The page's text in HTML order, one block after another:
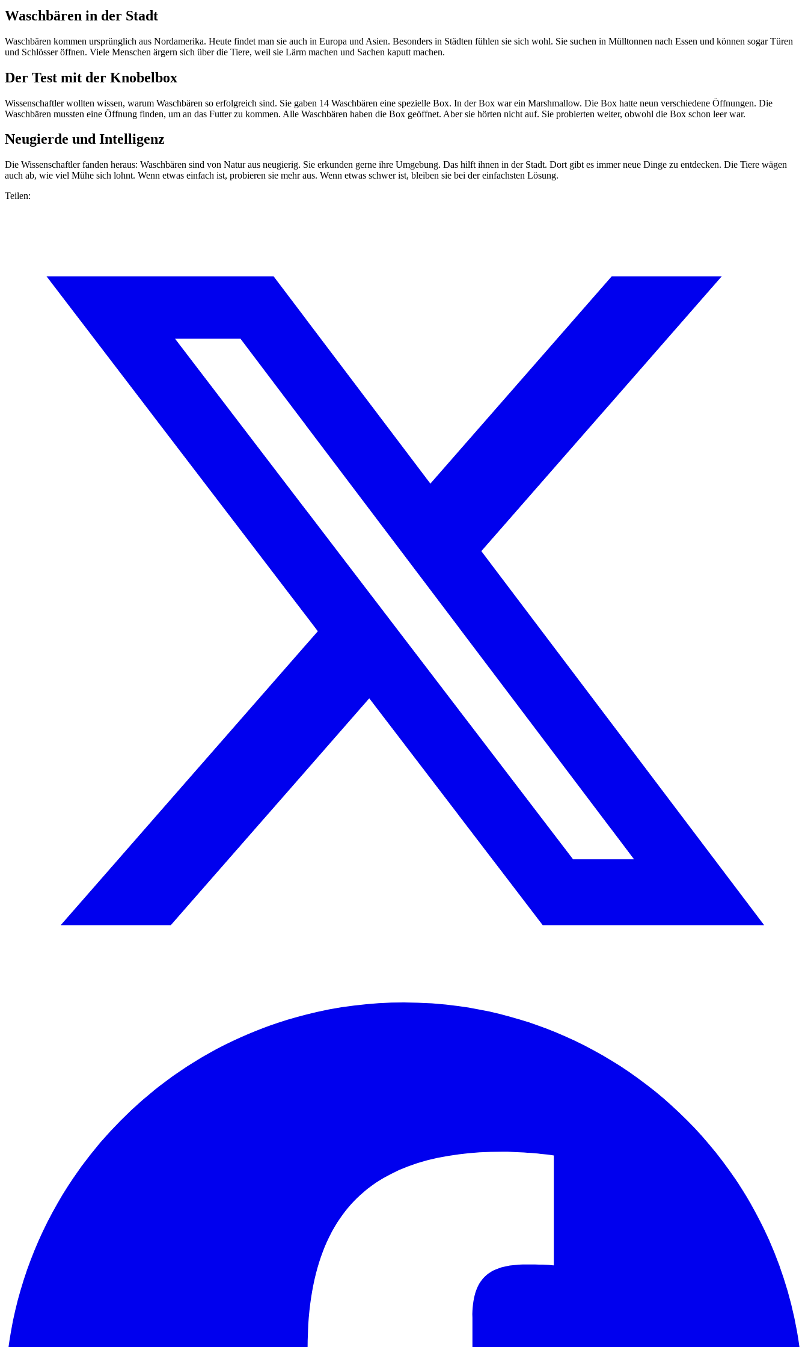
Waschbären in der Stadt
Waschbären kommen ursprünglich aus Nordamerika. Heute findet man sie auch in Europa und Asien. Besonders in Städten fühlen sie sich wohl. Sie suchen in Mülltonnen nach Essen und können sogar Türen
und Schlösser öffnen. Viele Menschen ärgern sich über die Tiere, weil sie Lärm machen und Sachen kaputt machen.
Der Test mit der Knobelbox
Wissenschaftler wollten wissen, warum Waschbären so erfolgreich sind. Sie gaben 14 Waschbären eine spezielle Box. In der Box war ein Marshmallow. Die Box hatte neun verschiedene Öffnungen. Die
Waschbären mussten eine Öffnung finden, um an das Futter zu kommen. Alle Waschbären haben die Box geöffnet. Aber sie hörten nicht auf. Sie probierten weiter, obwohl die Box schon leer war.
Neugierde und Intelligenz
Die Wissenschaftler fanden heraus: Waschbären sind von Natur aus neugierig. Sie erkunden gerne ihre Umgebung. Das hilft ihnen in der Stadt. Dort gibt es immer neue Dinge zu entdecken. Die Tiere wägen
auch ab, wie viel Mühe sich lohnt. Wenn etwas einfach ist, probieren sie mehr aus. Wenn etwas schwer ist, bleiben sie bei der einfachsten Lösung.
Teilen: